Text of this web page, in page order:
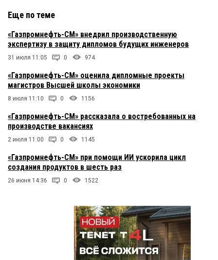
Еще по теме
«Газпромнефть-СМ» внедрил производственную
экспертизу в защиту дипломов будущих инженеров
31 июля 11:05 0 974
«Газпромнефть-СМ» оценила дипломные проекты
магистров Высшей школы экономики
8 июля 11:10 0 1156
«Газпромнефть-СМ» рассказала о востребованных на
производстве вакансиях
2 июля 11:00 0 1145
«Газпромнефть-СМ» при помощи ИИ ускорила цикл
создания продуктов в шесть раз
26 июня 14:36 0 1522